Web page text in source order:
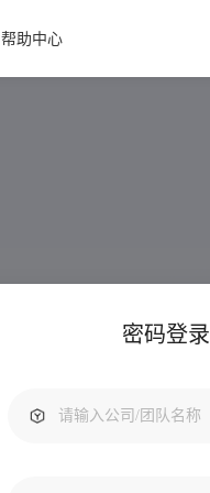
帮助中心
密码登录